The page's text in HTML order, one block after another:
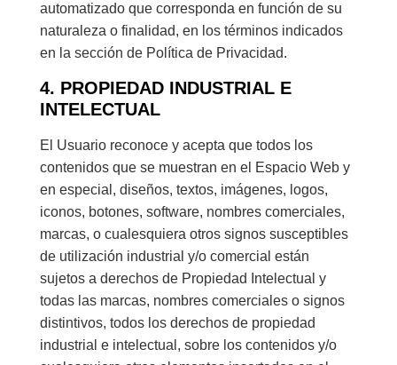
automatizado que corresponda en función de su
naturaleza o finalidad, en los términos indicados
en la sección de Política de Privacidad.
4. PROPIEDAD INDUSTRIAL E
INTELECTUAL
El Usuario reconoce y acepta que todos los
contenidos que se muestran en el Espacio Web y
en especial, diseños, textos, imágenes, logos,
iconos, botones, software, nombres comerciales,
marcas, o cualesquiera otros signos susceptibles
de utilización industrial y/o comercial están
sujetos a derechos de Propiedad Intelectual y
todas las marcas, nombres comerciales o signos
distintivos, todos los derechos de propiedad
industrial e intelectual, sobre los contenidos y/o